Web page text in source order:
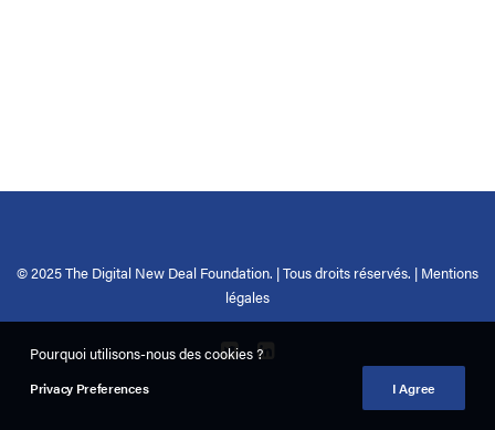
© 2025 The Digital New Deal Foundation. | Tous droits réservés. | Mentions
légales
Pourquoi utilisons-nous des cookies ?
Privacy Preferences I Agree